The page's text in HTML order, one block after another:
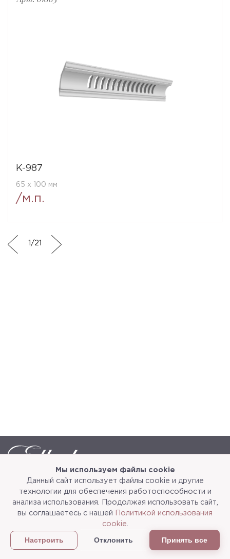
Мы используем файлы cookie
Данный сайт использует файлы cookie и другие
технологии для обеспечения работоспособности и
анализа использования. Продолжая использовать сайт,
вы соглашаетесь с нашей
Политикой использования
cookie
Настроить Отклонить Принять все
K-987
65 x 100 мм
/м.п.
/21
Каталог О компании
3d-тур
Сотрудничество Доставка и упаковка
Политика конфиденциальности